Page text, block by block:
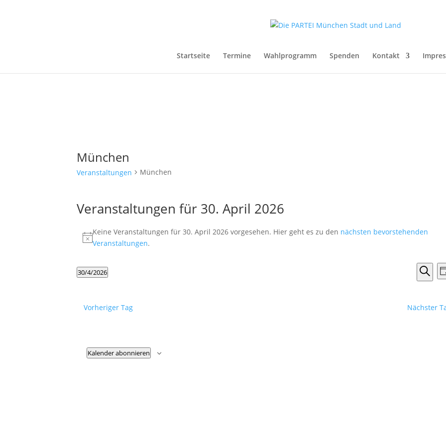
Startseite Termine Wahlprogramm Spenden Kontakt
München
Veranstaltungen München
Veranstaltungen für 30. April 2026
Hinweis
Keine Veranstaltungen für 30. April 2026 vorgesehen. Hier geht es zu den nächsten bevorstehenden
Veranstaltungen.
Suche
30/4/2026
Vorheriger Tag
Nächster
Kalender abonnieren